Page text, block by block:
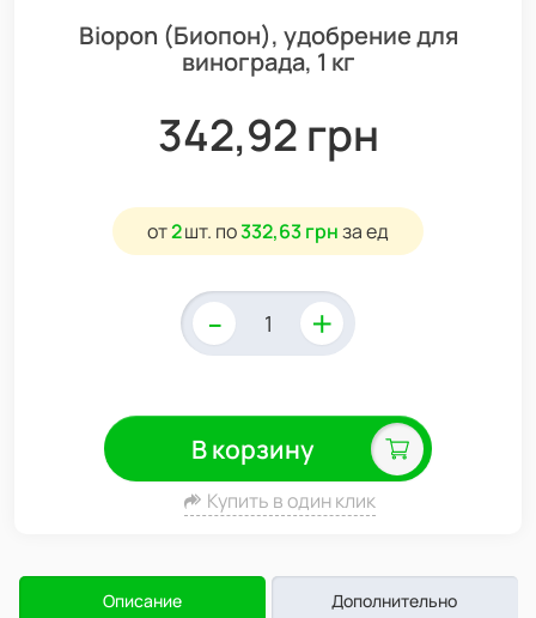
Biopon (Биопон), удобрение для
винограда, 1 кг
342,92 грн
от2шт. по332,63 грнза ед
- +
В корзину
Купить в один клик
Описание Дополнительно